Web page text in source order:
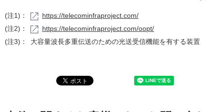
(注1)：
https://telecominfraproject.com/
(注2)：
https://telecominfraproject.com/oopt/
(注3)：
大容量波長多重伝送のための光送受信機能を有する装置